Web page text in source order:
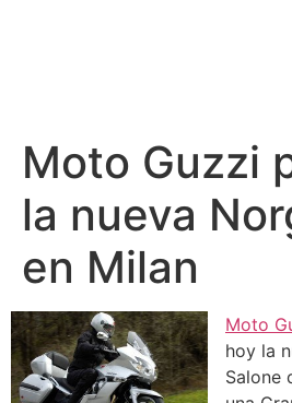
Moto Guzzi
la nueva
en Milan
Moto
hoy la
Salone